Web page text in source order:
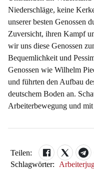
Niederschläge, keine
unserer besten Genossen
Zuversicht, ihren Kampf
wir uns diese Genossen
Bequemlichkeit und
Genossen wie Wilhelm
und führten den Aufbau
deutschem Boden an.
Arbeiterbewegung und
Teilen:
Schlagwörter: